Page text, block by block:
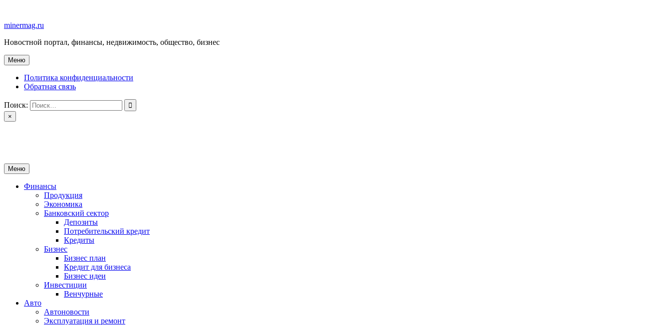
содержимому
minermag.ru
Новостной портал, финансы, недвижимость, общество, бизнес
Меню
Политика конфиденциальности
Обратная связь
Поиск:
×
Меню
Финансы
Продукция
Экономика
Банковский сектор
Депозиты
Потребительский кредит
Кредиты
Бизнес
Бизнес план
Кредит для бизнеса
Бизнес идеи
Инвестиции
Венчурные
Авто
Автоновости
Эксплуатация и ремонт